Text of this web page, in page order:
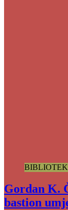
Gordan K.
bastion